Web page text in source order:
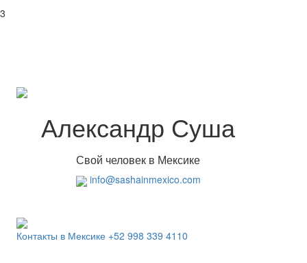
3
Александр Суша
Свой человек в Мексике
info@sashainmexico.com
Контакты в Мексике +52 998 339 4110